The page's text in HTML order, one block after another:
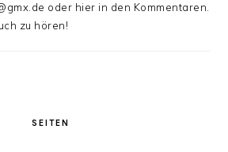
oder hier in den Kommentaren.
zu hören!
SEITEN